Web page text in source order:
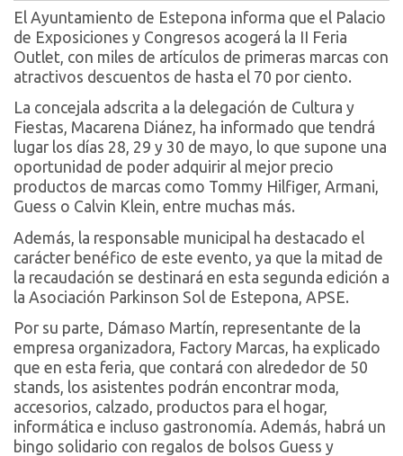
El Ayuntamiento de Estepona informa que el Palacio
de Exposiciones y Congresos acogerá la II Feria
Outlet, con miles de artículos de primeras marcas con
atractivos descuentos de hasta el 70 por ciento.
La concejala adscrita a la delegación de Cultura y
Fiestas, Macarena Diánez, ha informado que tendrá
lugar los días 28, 29 y 30 de mayo, lo que supone una
oportunidad de poder adquirir al mejor precio
productos de marcas como Tommy Hilfiger, Armani,
Guess o Calvin Klein, entre muchas más.
Además, la responsable municipal ha destacado el
carácter benéfico de este evento, ya que la mitad de
la recaudación se destinará en esta segunda edición a
la Asociación Parkinson Sol de Estepona, APSE.
Por su parte, Dámaso Martín, representante de la
empresa organizadora, Factory Marcas, ha explicado
que en esta feria, que contará con alrededor de 50
stands, los asistentes podrán encontrar moda,
accesorios, calzado, productos para el hogar,
informática e incluso gastronomía. Además, habrá un
bingo solidario con regalos de bolsos Guess y